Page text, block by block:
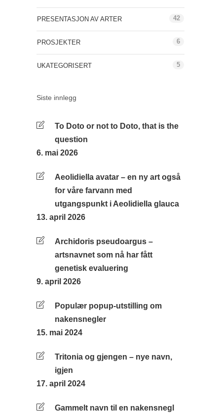
PRESENTASJON AV ARTER 42
PROSJEKTER 6
UKATEGORISERT 5
Siste innlegg
To Doto or not to Doto, that is the
question
6. mai 2026
Aeolidiella avatar – en ny art også
for våre farvann med
utgangspunkt i Aeolidiella glauca
13. april 2026
Archidoris pseudoargus –
artsnavnet som nå har fått
genetisk evaluering
9. april 2026
Populær popup-utstilling om
nakensnegler
15. mai 2024
Tritonia og gjengen – nye navn,
igjen
17. april 2024
Gammelt navn til en nakensnegl